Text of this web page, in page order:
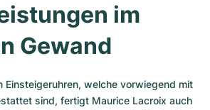
im
Gewand
Einsteigeruhren, welche vorwiegend mit
sind, fertigt Maurice Lacroix auch